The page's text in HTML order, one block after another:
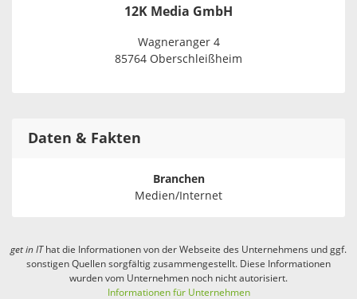
12K Media GmbH
Wagneranger 4
85764 Oberschleißheim
Daten & Fakten
Branchen
Medien/Internet
get in IThat die Informationen von der Webseite des Unternehmens und ggf.
sonstigen Quellen sorgfältig zusammengestellt. Diese Informationen
wurden vom Unternehmen noch nicht autorisiert.
Informationen für Unternehmen